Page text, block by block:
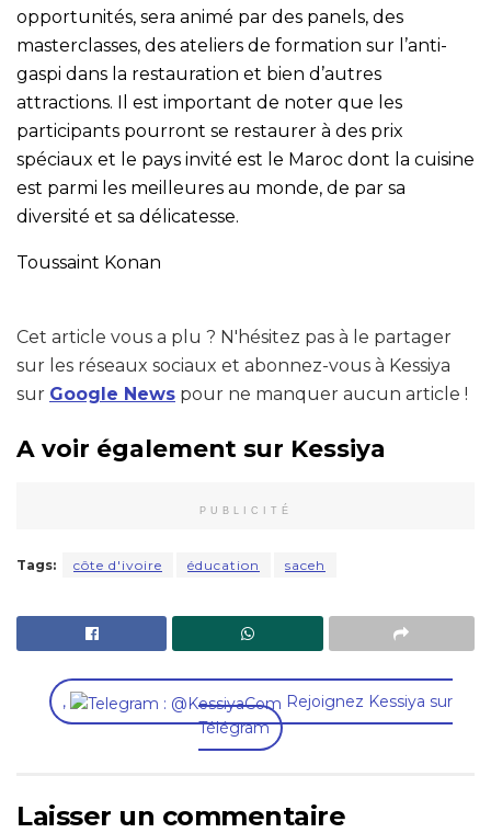
opportunités, sera animé par des panels, des
masterclasses, des ateliers de formation sur l’anti-
gaspi dans la restauration et bien d’autres
attractions. Il est important de noter que les
participants pourront se restaurer à des prix
spéciaux et le pays invité est le Maroc dont la cuisine
est parmi les meilleures au monde, de par sa
diversité et sa délicatesse.
Toussaint Konan
Cet article vous a plu ? N'hésitez pas à le partager
sur les réseaux sociaux et abonnez-vous à Kessiya
sur Google News pour ne manquer aucun article !
A voir également sur Kessiya
PUBLICITÉ
Tags: côte d'ivoire éducation saceh
,
Rejoignez Kessiya sur
Télégram
Laisser un commentaire